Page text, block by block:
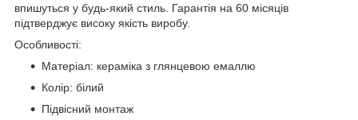
впишуться у будь-який стиль. Гарантія на 60 місяців
підтверджує високу якість виробу.
Особливості:
Матеріал: кераміка з глянцевою емаллю
Колір: білий
Підвісний монтаж